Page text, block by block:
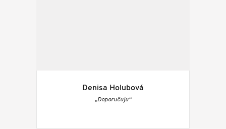
Denisa Holubová
„Doporučuju“